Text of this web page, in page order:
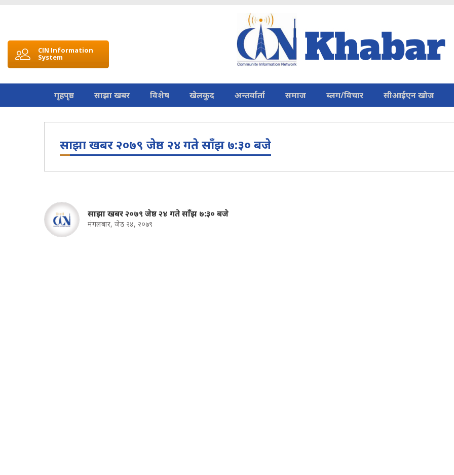
CIN Information
System
गृहपृष्ठ साझा खबर विशेष खेलकुद अन्तर्वार्ता समाज ब्लग/विचार सीआईएन खोज
साझा खबर २०७९ जेष्ठ २४ गते साँझ ७:३० बजे
साझा खबर २०७९ जेष्ठ २४ गते साँझ ७:३० बजे
मंगलबार, जेठ २४, २०७९